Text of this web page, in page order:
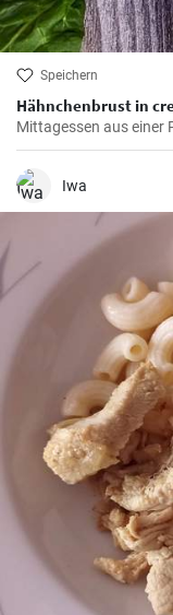
Speichern
Hähnchenbrust in
Mittagessen aus einer
Iwa